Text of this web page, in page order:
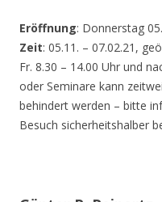
Eröffnung: Donnerstag
Zeit: 05.11. – 07.02.21,
Fr. 8.30 – 14.00 Uhr und
oder Seminare kann
behindert werden – bitte
Besuch sicherheitshalber